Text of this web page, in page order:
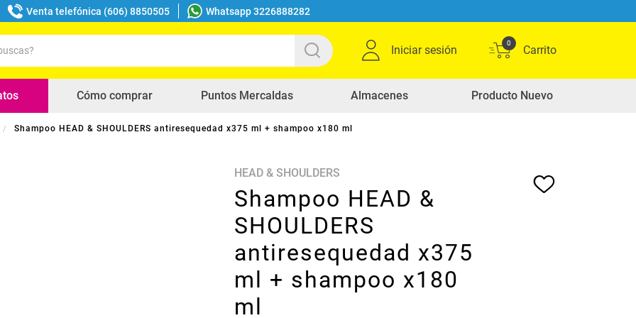
Venta telefónica (606) 8850505 Whatsapp 3226888282
Iniciar sesión
0
Cómo comprar Puntos Mercaldas Almacenes Producto Nuevo
Shampoo HEAD & SHOULDERS antiresequedad x375 ml + shampoo x180 ml
HEAD & SHOULDERS
Shampoo HEAD &
SHOULDERS
antiresequedad x375
ml + shampoo x180
ml
buscados